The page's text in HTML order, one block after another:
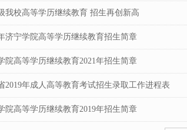
我校高等学历继续教育 招生再创新高
济宁学院高等学历继续教育招生简章
院高等学历继续教育2021年招生简章
2019年成人高等教育考试招生录取工作进程表
院高等学历继续教育2019年招生简章